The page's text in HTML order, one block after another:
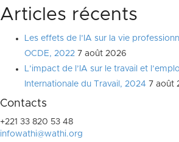
Articles récents
Les effets de l’IA sur la vie
OCDE, 2022 7 août 2026
L’impact de l’IA sur le travail et
Internationale du Travail, 2024 7 août
Contacts
+221 33 820 53 48
infowathi@wathi.org